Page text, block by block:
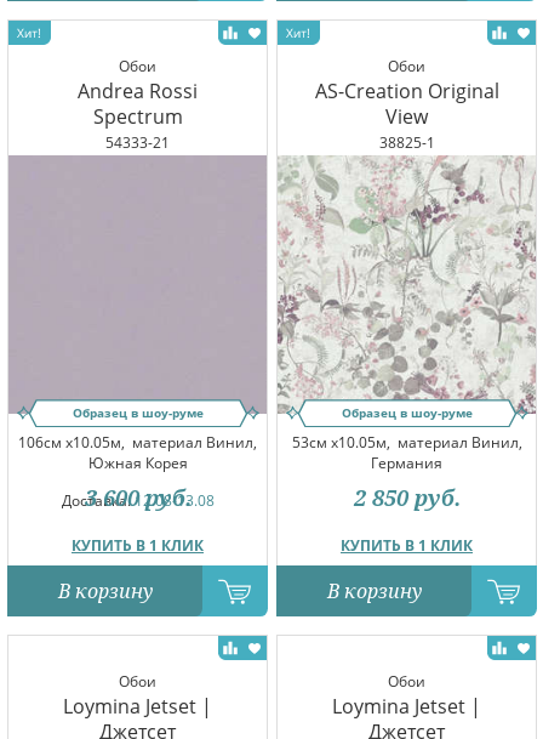
Обои
Andrea Rossi
Spectrum
54333-21
Образец в шоу-руме
106см x10.05м, материал Винил,
Южная Корея
Доставка:12.08-13.08
КУПИТЬ В 1 КЛИК
3 600 руб.
В корзину
Обои
AS-Creation Original
View
38825-1
Образец в шоу-руме
53см x10.05м, материал Винил,
Германия
КУПИТЬ В 1 КЛИК
2 850 руб.
В корзину
Обои
Loymina Jetset |
Джетсет
Обои
Loymina Jetset |
Джетсет